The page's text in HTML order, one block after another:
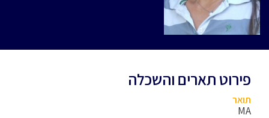
פירוט תארים והשכלה
תואר
MA